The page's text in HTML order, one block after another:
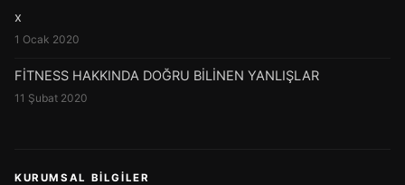
x
1 Ocak 2020
FİTNESS HAKKINDA DOĞRU BİLİNEN YANLIŞLAR
11 Şubat 2020
KURUMSAL BILGILER